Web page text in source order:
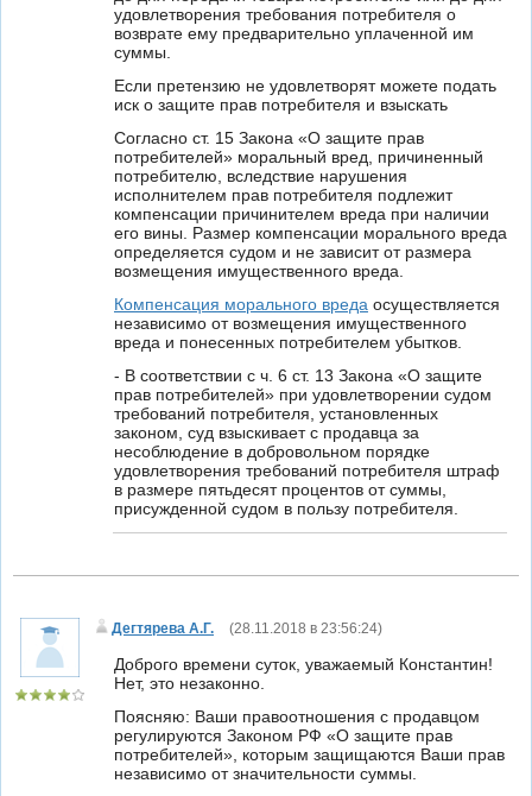
удовлетворения требования потребителя о
возврате ему предварительно уплаченной им
суммы.
Если претензию не удовлетворят можете подать
иск о защите прав потребителя и взыскать
Согласно ст. 15 Закона «О защите прав
потребителей» моральный вред, причиненный
потребителю, вследствие нарушения
исполнителем прав потребителя подлежит
компенсации причинителем вреда при наличии
его вины. Размер компенсации морального вреда
определяется судом и не зависит от размера
возмещения имущественного вреда.
Компенсация морального вреда осуществляется
независимо от возмещения имущественного
вреда и понесенных потребителем убытков.
- В соответствии с ч. 6 ст. 13 Закона «О защите
прав потребителей» при удовлетворении судом
требований потребителя, установленных
законом, суд взыскивает с продавца за
несоблюдение в добровольном порядке
удовлетворения требований потребителя штраф
в размере пятьдесят процентов от суммы,
присужденной судом в пользу потребителя.
Дегтярева А.Г. (28.11.2018 в 23:56:24)
Доброго времени суток, уважаемый Константин!
Нет, это незаконно.
Поясняю: Ваши правоотношения с продавцом
регулируются Законом РФ «О защите прав
потребителей», которым защищаются Ваши прав
независимо от значительности суммы.